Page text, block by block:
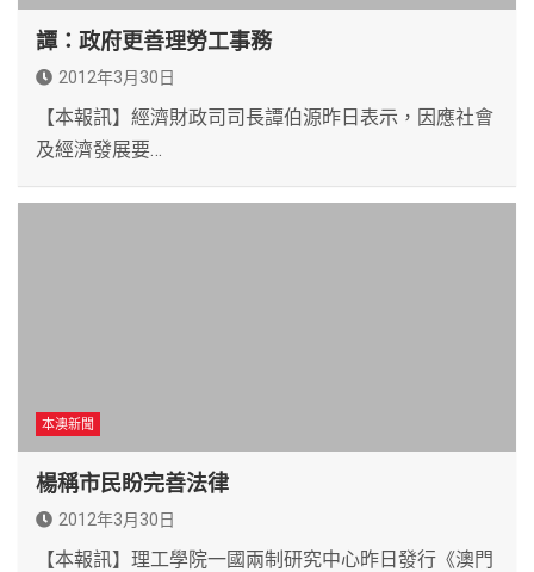
譚：政府更善理勞工事務
2012年3月30日
【本報訊】經濟財政司司長譚伯源昨日表示，因應社會
及經濟發展要…
本澳新聞
楊稱市民盼完善法律
2012年3月30日
【本報訊】理工學院一國兩制研究中心昨日發行《澳門